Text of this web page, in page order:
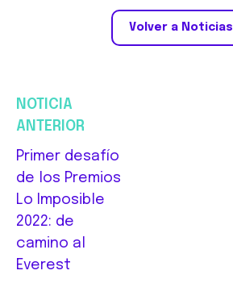
Volver a Noticias
NOTICIA
ANTERIOR
Primer desafío
de los Premios
Lo Imposible
2022: de
camino al
Everest